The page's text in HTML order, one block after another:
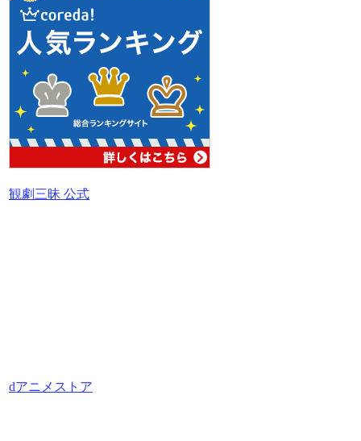
観劇三昧 公式
dアニメストア